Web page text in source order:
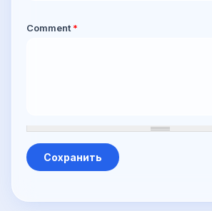
Comment *